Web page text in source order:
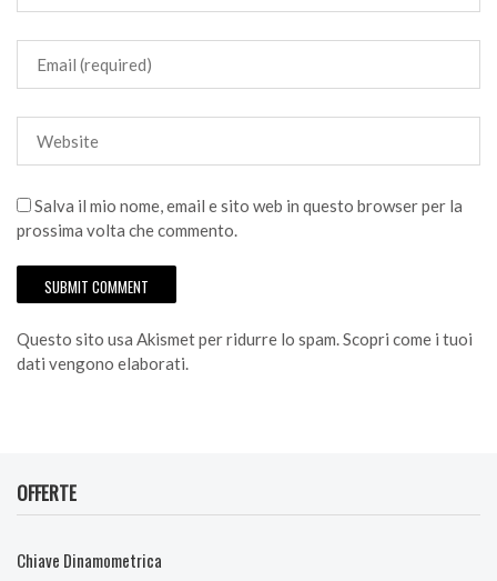
Salva il mio nome, email e sito web in questo browser per la
prossima volta che commento.
Questo sito usa Akismet per ridurre lo spam.Scopri come i tuoi
dati vengono elaborati.
OFFERTE
Chiave Dinamometrica